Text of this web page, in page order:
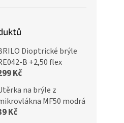
Dioptrické brýle
B +2,50 flex
Kč
na brýle z
MF50 modrá
Kč
MONTANA EYEWEAR
Dioptrické brýle HMR54S
+2,50 ZATMAVENÉ ČOČKY